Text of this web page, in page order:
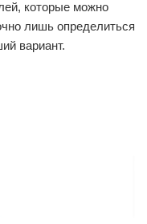
которые можно
лишь определиться
вариант.